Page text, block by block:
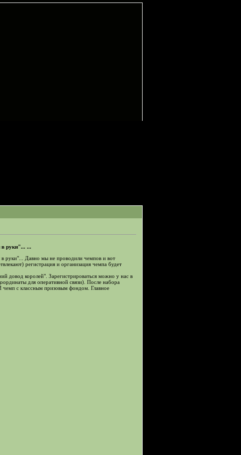
в руки"... ...
руки"... Давно мы не проводили чемпов и вот
регистрация и организация чемпа будет
довод королей". Зарегистрироваться можно у нас в
для оперативной связи). После набора
с классным призовым фондом. Главное